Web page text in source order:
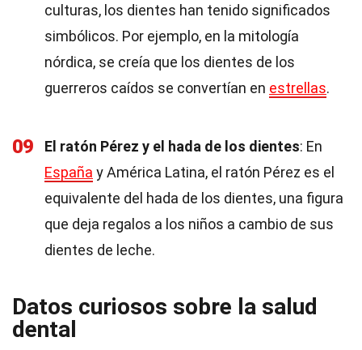
culturas, los dientes han tenido significados
simbólicos. Por ejemplo, en la mitología
nórdica, se creía que los dientes de los
guerreros caídos se convertían en estrellas.
09 El ratón Pérez y el hada de los dientes: En
España y América Latina, el ratón Pérez es el
equivalente del hada de los dientes, una figura
que deja regalos a los niños a cambio de sus
dientes de leche.
Datos curiosos sobre la salud
dental